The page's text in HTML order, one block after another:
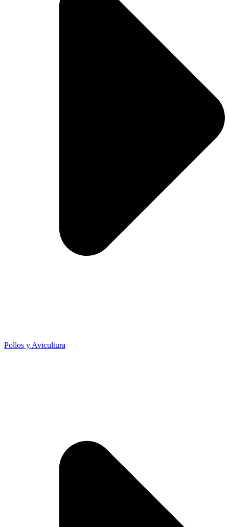
Pollos y Avicultura